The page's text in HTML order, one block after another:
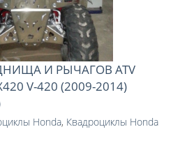
И РЫЧАГОВ ATV
V-420 (2009-2014)
Honda, Квадроциклы Honda